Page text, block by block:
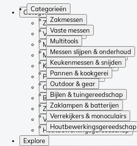
Categorieën
Zakmessen
Vaste messen
Multitools
Messen slijpen & onderhoud
Keukenmessen & snijden
Pannen & kookgerei
Outdoor & gear
Bijlen & tuingereedschap
Zaklampen & batterijen
Verrekijkers & monoculairs
Houtbewerkingsgereedschap
Categorieën
Zakmessen
Vaste messen
Multitools
Messen slijpen & onderhoud
Keukenmessen & snijden
Pannen & kookgerei
Outdoor & gear
Bijlen & tuingereedschap
Zaklampen & batterijen
Verrekijkers & monoculairs
Houtbewerkingsgereedschap
Explore